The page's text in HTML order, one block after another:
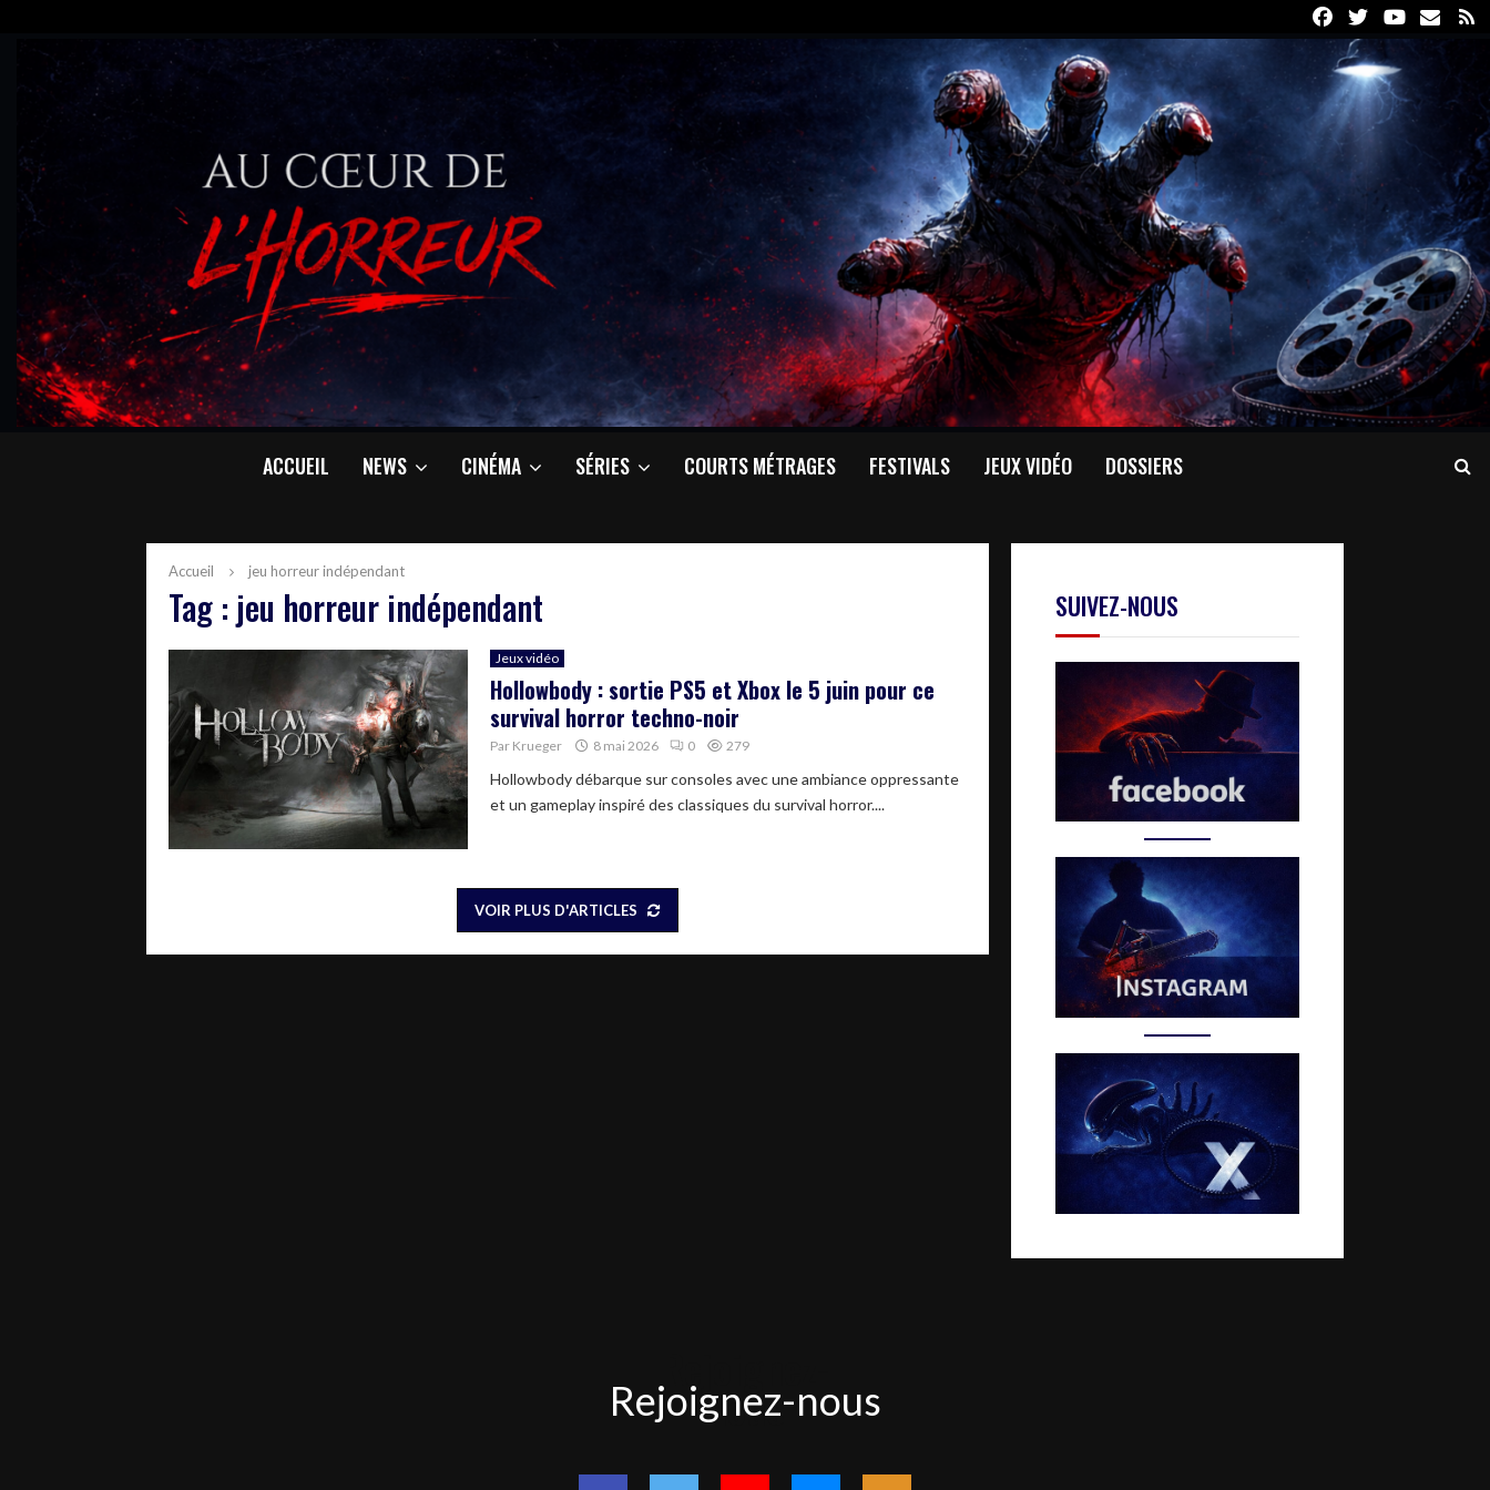
FacebookTwitterYoutube
Email
ACCUEIL NEWS CINÉMA SÉRIES COURTS MÉTRAGES FESTIVALS JEUX VIDÉO DOSSIERS
Accueil jeu horreur indépendant
Tag : jeu horreur indépendant
Jeux vidéo
Hollowbody : sortie PS5 et Xbox le 5 juin pour ce
survival horror techno-noir
Par Krueger 8 mai 2026 0 279
Hollowbody débarque sur consoles avec une ambiance oppressante
et un gameplay inspiré des classiques du survival horror....
VOIR PLUS D'ARTICLES
SUIVEZ-NOUS
nous
Rejoignez-nous